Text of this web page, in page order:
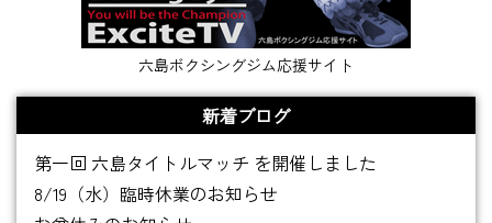
六島ボクシングジム応援サイト
新着ブログ
第一回 六島タイトルマッチ を開催しました
8/19（水）臨時休業のお知らせ